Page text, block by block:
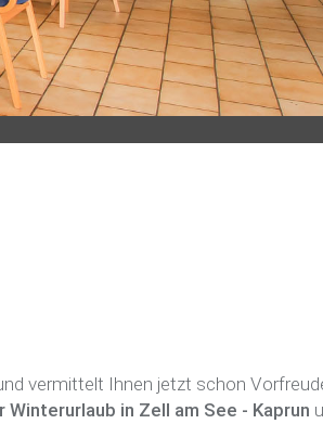
vermittelt Ihnen jetzt schon
Winterurlaub in Zell am See - Kaprun